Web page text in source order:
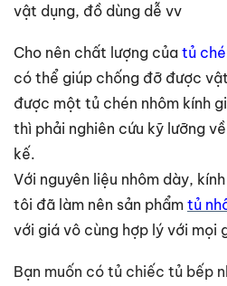
vật dụng, đồ dùng dễ vv
Cho nên chất lượng của tủ
có thể giúp chống đỡ được
được một tủ chén nhôm kính
thì phải nghiên cứu kỹ lưỡng
kế.
Với nguyên liệu nhôm dày,
tôi đã làm nên sản phẩm tủ
với giá vô cùng hợp lý với mọi
Bạn muốn có tủ chiếc tủ bếp